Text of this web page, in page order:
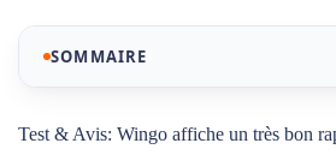
SOMMAIRE
Notre sélection des meilleurs
Test & Avis: Wingo affiche un très bon